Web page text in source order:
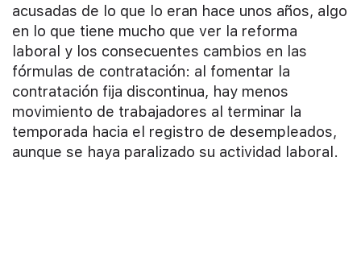
acusadas de lo que lo eran hace unos años, algo
en lo que tiene mucho que ver la reforma
laboral y los consecuentes cambios en las
fórmulas de contratación: al fomentar la
contratación fija discontinua, hay menos
movimiento de trabajadores al terminar la
temporada hacia el registro de desempleados,
aunque se haya paralizado su actividad laboral.